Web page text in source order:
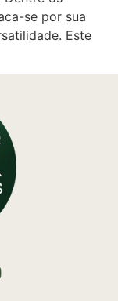
se por sua
Este